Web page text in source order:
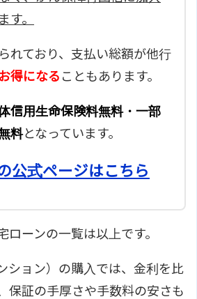
す。
れており、支払い総額が他行
得になる こともあります。
信用生命保険料無料・一部
料となっています。
公式ページはこちら
ローンの一覧は以上です。
ション）の購入では、金利を比
保証の手厚さや手数料の安さも